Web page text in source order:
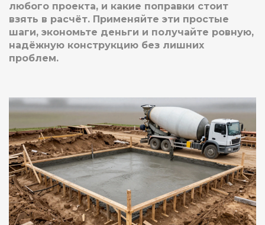
любого проекта, и какие поправки стоит
взять в расчёт. Применяйте эти простые
шаги, экономьте деньги и получайте ровную,
надёжную конструкцию без лишних
проблем.